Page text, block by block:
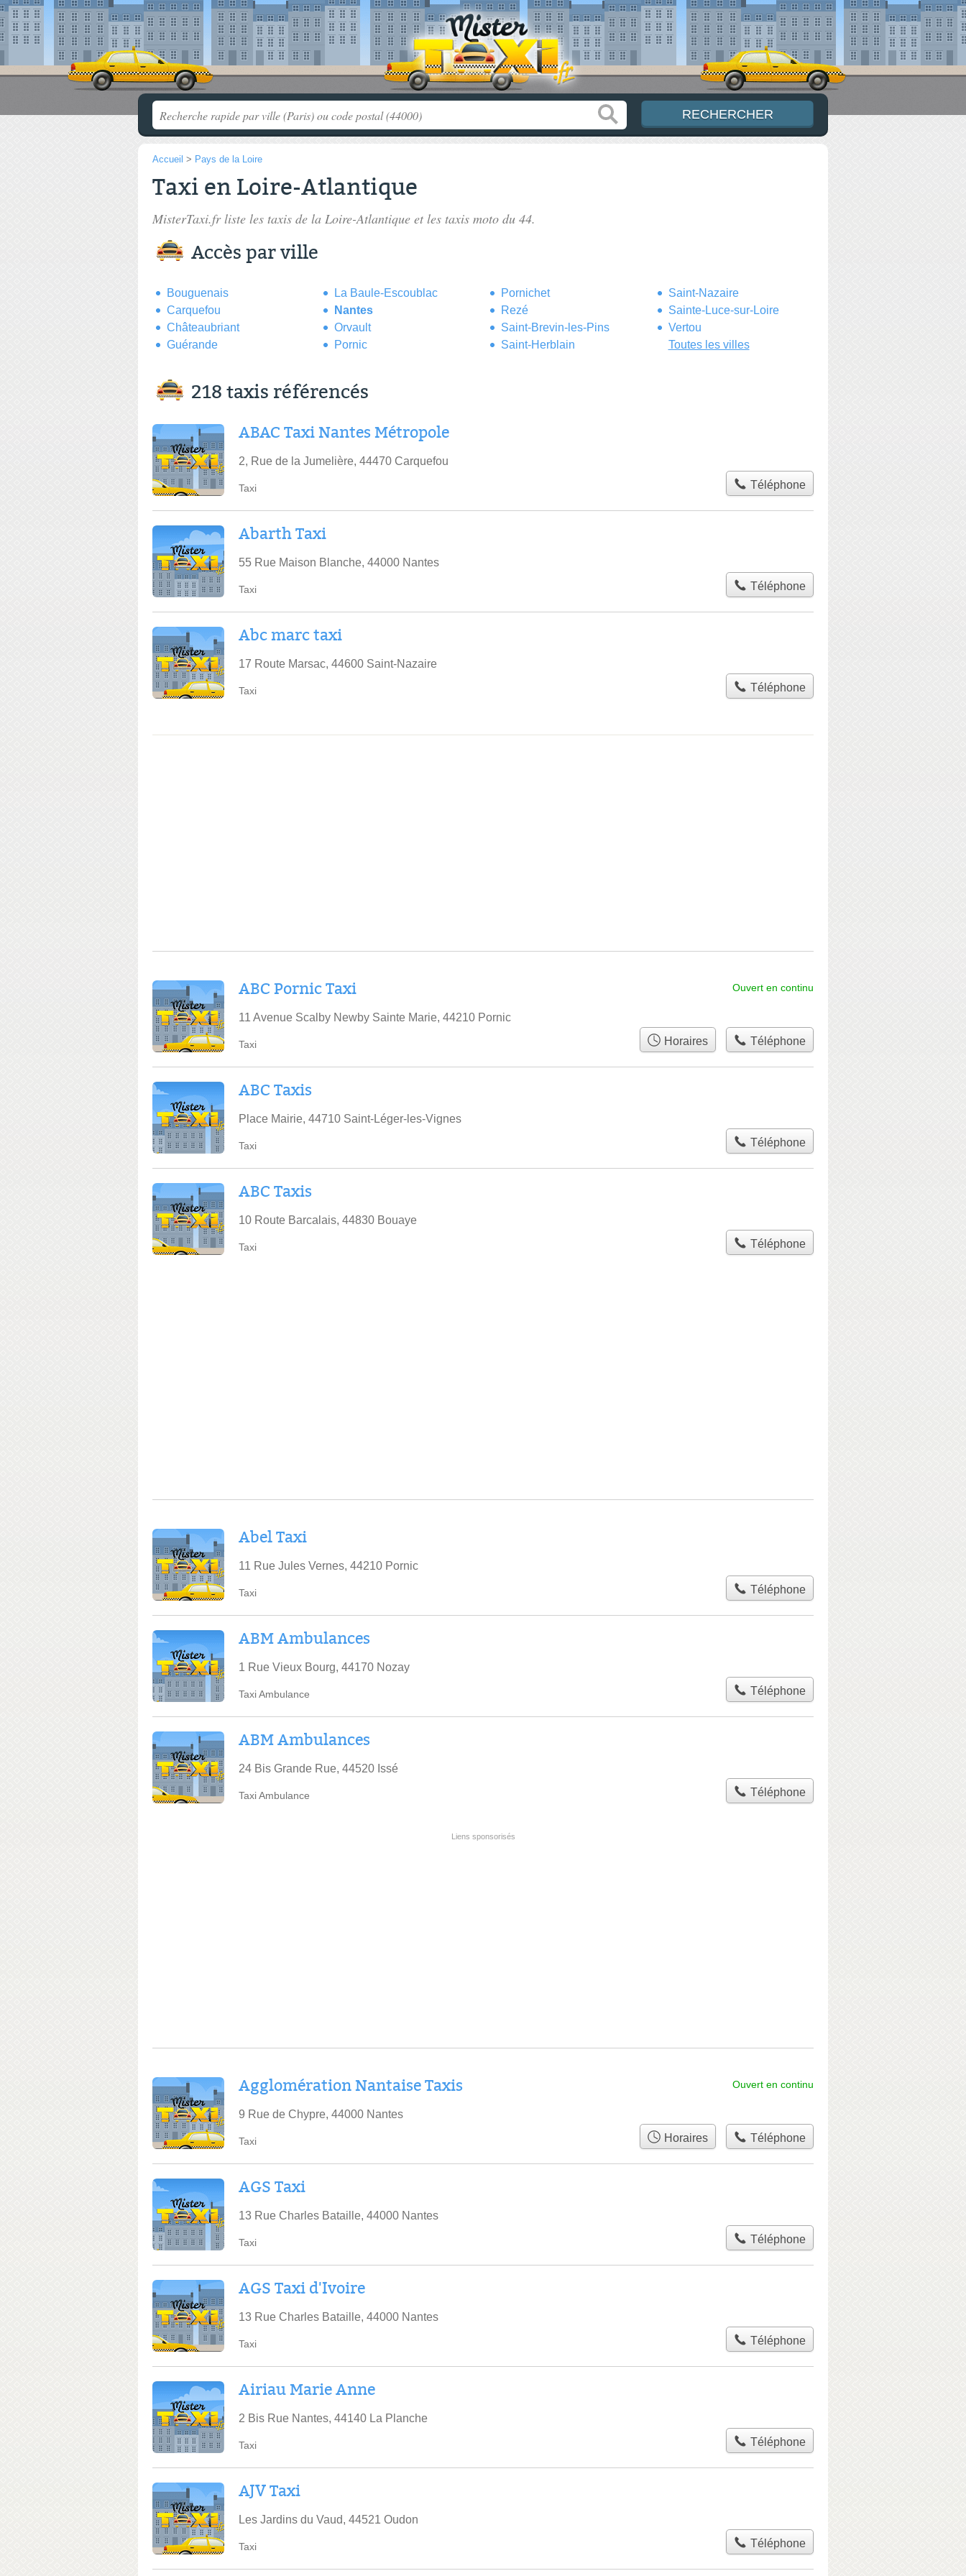
Accueil > Pays de la Loire
Taxi en Loire-Atlantique
MisterTaxi.fr liste les taxis de la Loire-Atlantique et les taxis moto du 44.
Accès par ville
Bouguenais
Carquefou
Châteaubriant
Guérande
La Baule-Escoublac
Nantes
Orvault
Pornic
Pornichet
Rezé
Saint-Brevin-les-Pins
Saint-Herblain
Saint-Nazaire
Sainte-Luce-sur-Loire
Vertou
Toutes les villes
218 taxis référencés
ABAC Taxi Nantes Métropole
2, Rue de la Jumelière, 44470 Carquefou
Taxi Téléphone
Abarth Taxi
55 Rue Maison Blanche, 44000 Nantes
Taxi Téléphone
Abc marc taxi
17 Route Marsac, 44600 Saint-Nazaire
Taxi Téléphone
ABC Pornic Taxi
11 Avenue Scalby Newby Sainte Marie, 44210 Pornic
Ouvert en continu
Taxi Horaires Téléphone
ABC Taxis
Place Mairie, 44710 Saint-Léger-les-Vignes
Taxi Téléphone
ABC Taxis
10 Route Barcalais, 44830 Bouaye
Taxi Téléphone
Abel Taxi
11 Rue Jules Vernes, 44210 Pornic
Taxi Téléphone
ABM Ambulances
1 Rue Vieux Bourg, 44170 Nozay
Taxi Ambulance Téléphone
ABM Ambulances
24 Bis Grande Rue, 44520 Issé
Taxi Ambulance Téléphone
Agglomération Nantaise Taxis
9 Rue de Chypre, 44000 Nantes
Ouvert en continu
Taxi Horaires Téléphone
AGS Taxi
13 Rue Charles Bataille, 44000 Nantes
Taxi Téléphone
AGS Taxi d'Ivoire
13 Rue Charles Bataille, 44000 Nantes
Taxi Téléphone
Airiau Marie Anne
2 Bis Rue Nantes, 44140 La Planche
Taxi Téléphone
AJV Taxi
Les Jardins du Vaud, 44521 Oudon
Taxi Téléphone